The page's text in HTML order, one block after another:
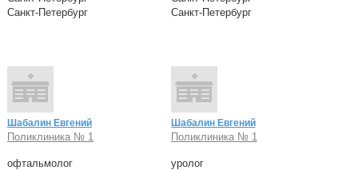
Санкт-Петербург
Санкт-Петербург
Шабалин Евгений
Поликлиника № 1
офтальмолог
Шабалин Евгений
Поликлиника № 1
уролог